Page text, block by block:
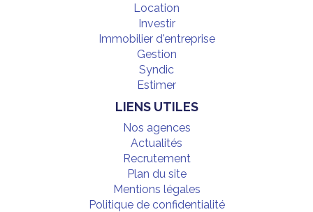
Location
Investir
Immobilier d'entreprise
Gestion
Syndic
Estimer
LIENS UTILES
Nos agences
Actualités
Recrutement
Plan du site
Mentions légales
Politique de confidentialité